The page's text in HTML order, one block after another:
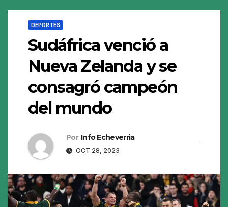
DEPORTES
Sudáfrica venció a
Nueva Zelanda y se
consagró campeón
del mundo
Por Info Echeverria
OCT 28, 2023